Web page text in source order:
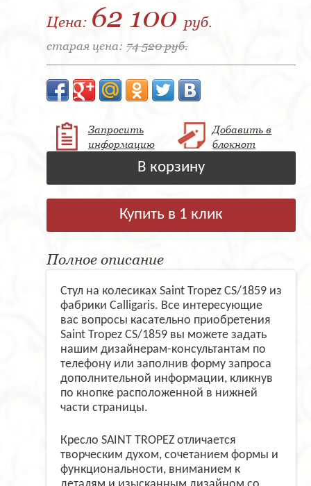
Цена: 62 100 руб.
старая цена: 74 520 руб.
Запросить
информацию
Добавить в
блокнот
В корзину
Купить в 1 клик
Полное описание
Стул на колесиках Saint Tropez CS/1859 из
фабрики Calligaris. Все интересующие
вас вопросы касательно приобретения
Saint Tropez CS/1859 вы можете задать
нашим дизайнерам-консультантам по
телефону или заполнив форму запроса
дополнительной информации, кликнув
по кнопке расположенной в нижней
части страницы.
Кресло SAINT TROPEZ отличается
творческим духом, сочетанием формы и
функциональности, вниманием к